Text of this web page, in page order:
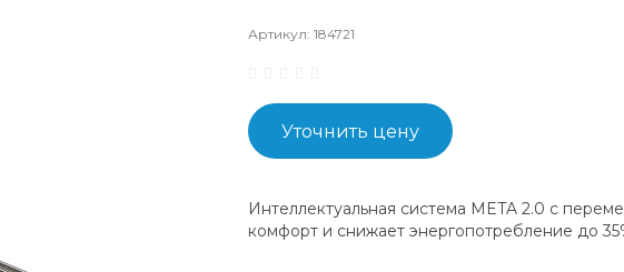
Артикул: 184721
Уточнить цену
Интеллектуальная система META 2.0 с
комфорт и снижает энергопотребление до